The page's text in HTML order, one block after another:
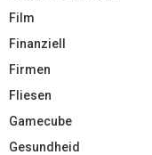
Film
Finanziell
Firmen
Fliesen
Gamecube
Gesundheid